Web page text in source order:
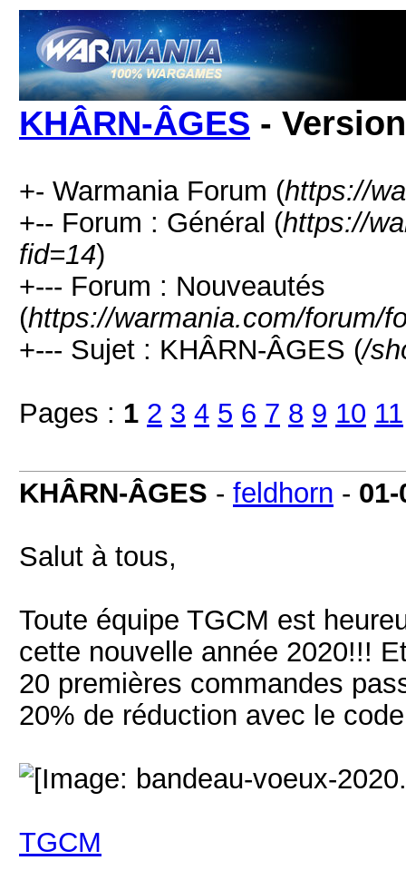
KHÂRN-ÂGES -
+- Warmania Forum (https://
+-- Forum : Général (https://
fid=14)
+--- Forum : Nouveautés
(https://warmania.com/forum/
+--- Sujet : KHÂRN-ÂGES (/
Pages : 1 2 3 4 5 6 7 8 9 10 11
KHÂRN-ÂGES - feldhorn - 01-
Salut à tous,
Toute équipe TGCM est
cette nouvelle année 2020!!!
20 premières commandes
20% de réduction avec le
TGCM